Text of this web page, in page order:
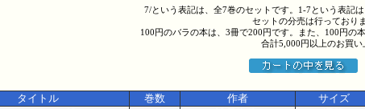
7/という表記は、全7巻のセットです。1-7という表記
セットの分売は行っており
100円のバラの本は、3冊で200円です。また、100円の
合計5,000円以上のお買い
タイトル 巻数 作者 サイズ